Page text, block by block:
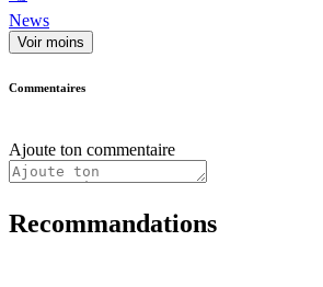
News
Voir moins
Commentaires
Ajoute ton commentaire
Recommandations